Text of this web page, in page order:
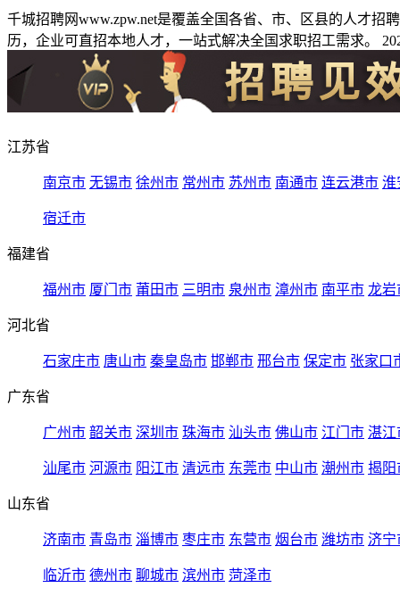
千城招聘网www.zpw.net是覆盖全国各省、市、区县的人才
历，企业可直招本地人才，一站式解决全国求职招工需求。
江苏省
南京市 无锡市 徐州市 常州市 苏州市 南通市 连云港市 淮
宿迁市
福建省
福州市 厦门市 莆田市 三明市 泉州市 漳州市 南平市 龙岩
河北省
石家庄市 唐山市 秦皇岛市 邯郸市 邢台市 保定市 张家口
广东省
广州市 韶关市 深圳市 珠海市 汕头市 佛山市 江门市 湛江
汕尾市 河源市 阳江市 清远市 东莞市 中山市 潮州市 揭阳
山东省
济南市 青岛市 淄博市 枣庄市 东营市 烟台市 潍坊市 济宁
临沂市 德州市 聊城市 滨州市 菏泽市